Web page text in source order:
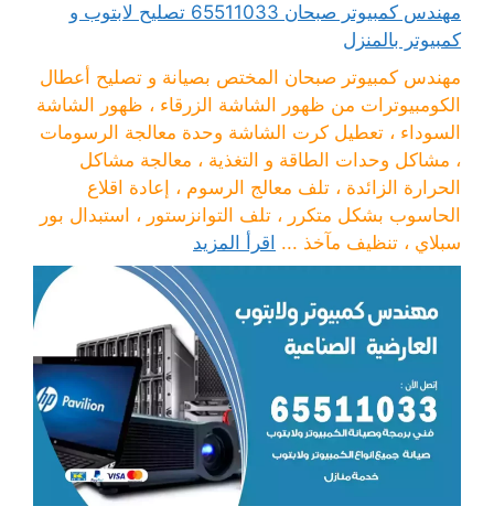
مهندس كمبيوتر صبحان 65511033 تصليح لابتوب و
كمبيوتر بالمنزل
مهندس كمبيوتر صبحان المختص بصيانة و تصليح أعطال
الكومبيوترات من ظهور الشاشة الزرقاء ، ظهور الشاشة
السوداء ، تعطيل كرت الشاشة وحدة معالجة الرسومات
، مشاكل وحدات الطاقة و التغذية ، معالجة مشاكل
الحرارة الزائدة ، تلف معالج الرسوم ، إعادة اقلاع
الحاسوب بشكل متكرر ، تلف التوانزستور ، استبدال بور
سبلاي ، تنظيف مآخذ ... اقرأ المزيد